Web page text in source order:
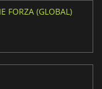
FORZA (GLOBAL)